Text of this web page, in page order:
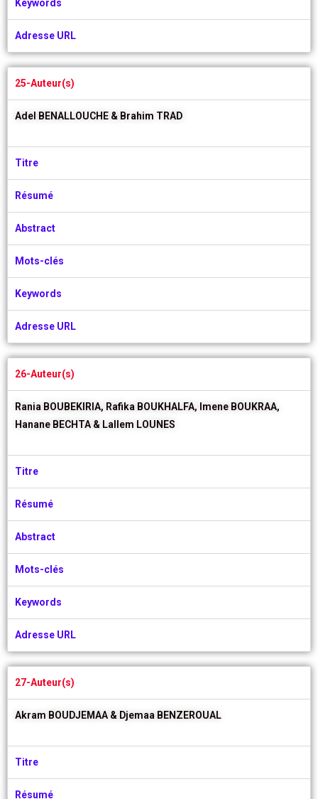
Keywords
Adresse URL
25-Auteur(s)
Adel BENALLOUCHE & Brahim TRAD
Titre
Résumé
Abstract
Mots-clés
Keywords
Adresse URL
26-Auteur(s)
Rania BOUBEKIRIA, Rafika BOUKHALFA, Imene BOUKRAA,
Hanane BECHTA & Lallem LOUNES
Titre
Résumé
Abstract
Mots-clés
Keywords
Adresse URL
27-Auteur(s)
Akram BOUDJEMAA & Djemaa BENZEROUAL
Titre
Résumé